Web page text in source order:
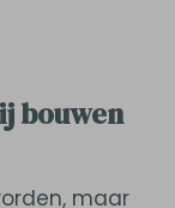
bouwen
maar